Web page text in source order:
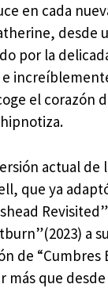
en cada
desde
por la
el corazón
actual de
que ya
a
de “Cumbres
más que